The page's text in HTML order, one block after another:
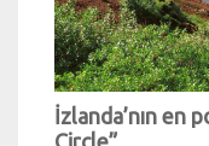
İzlanda’nın en